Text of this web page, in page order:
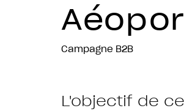
Campagne B2B
L'objectif de